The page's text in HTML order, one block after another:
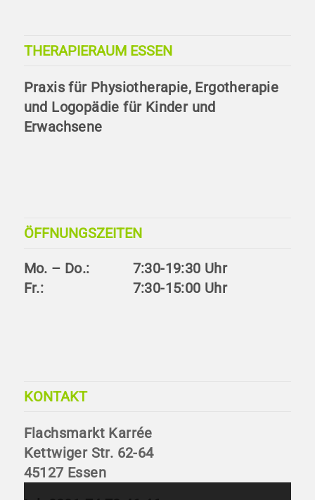
THERAPIERAUM ESSEN
Praxis für Physiotherapie, Ergotherapie
und Logopädie für Kinder und
Erwachsene
ÖFFNUNGSZEITEN
Mo. – Do.:
7:30-19:30 Uhr
Fr.:
7:30-15:00 Uhr
KONTAKT
Flachsmarkt Karrée
Kettwiger Str. 62-64
45127 Essen